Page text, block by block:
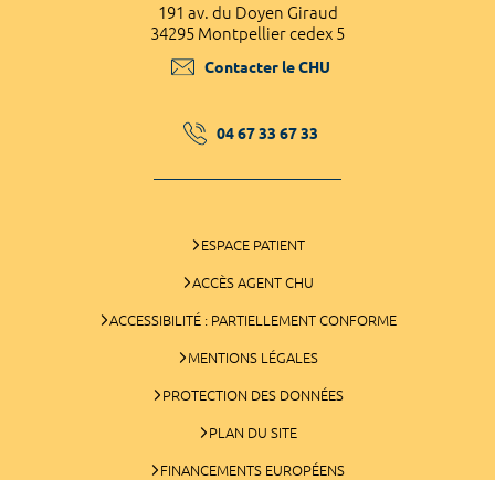
191 av. du Doyen Giraud
34295 Montpellier cedex 5
Contacter le CHU
04 67 33 67 33
ESPACE PATIENT
ACCÈS AGENT CHU
ACCESSIBILITÉ : PARTIELLEMENT CONFORME
MENTIONS LÉGALES
PROTECTION DES DONNÉES
PLAN DU SITE
FINANCEMENTS EUROPÉENS